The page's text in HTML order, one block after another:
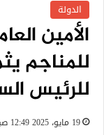
الدولة
الأمين
للمناجم
للرئيس
19 مايو، 2025 12:49 صباحًا